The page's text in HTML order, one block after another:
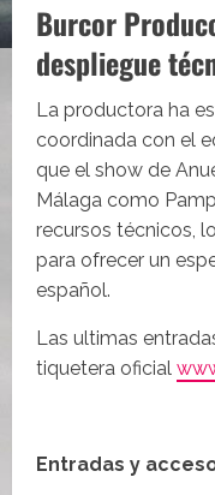
Burcor
despliegue
La productora ha
coordinada con el
que el show de
Málaga como
recursos técnicos,
para ofrecer un
español.
Las ultimas
tiquetera oficial
Entradas y